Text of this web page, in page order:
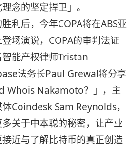
念的坚定捍卫」。
利后，今年COPA将在ABS亚
场演说，COPA的审判法证
能产权律师Tristan
法务长Paul Grewal将分享
Whois Nakamoto？」，主
Coindesk Sam Reynolds，
关于中本聪的秘密，让产业
近与了解比特币的真正创造